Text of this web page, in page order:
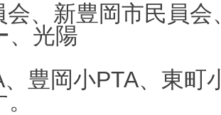
、新豊岡市民員会
、光陽
豊岡小PTA、東町